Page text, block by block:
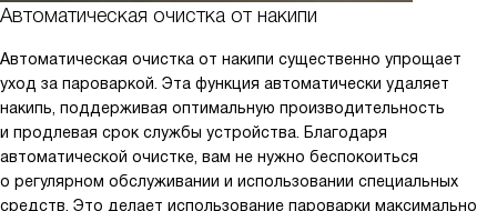
Автоматическая очистка от накипи
Автоматическая очистка от накипи существенно упрощает
уход за пароваркой. Эта функция автоматически удаляет
накипь, поддерживая оптимальную производительность
и продлевая срок службы устройства. Благодаря
автоматической очистке, вам не нужно беспокоиться
о регулярном обслуживании и использовании специальных
средств. Это делает использование пароварки максимально